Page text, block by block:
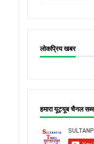
लोकप्रिय खबर
हमारा यूट्यूब चैनल